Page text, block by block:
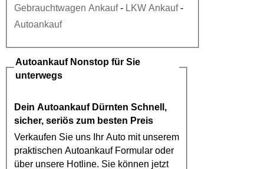
Gebrauchtwagen Ankauf- LKW Ankauf-
Autoankauf
AutoankaufNonstop für Sie
unterwegs
Dein Autoankauf Dürnten Schnell,
sicher, seriös zum besten Preis
Verkaufen Sie uns Ihr Auto mit unserem
praktischen AutoankaufFormular oder
über unsere Hotline. Sie können jetzt